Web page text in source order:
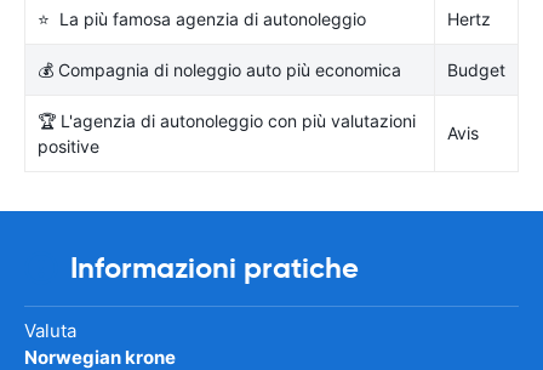
⭐ La più famosa agenzia di autonoleggio Hertz
💰 Compagnia di noleggio auto più economica Budget
🏆 L'agenzia di autonoleggio con più valutazioni
positive
Avis
Informazioni pratiche
Valuta
Norwegian krone